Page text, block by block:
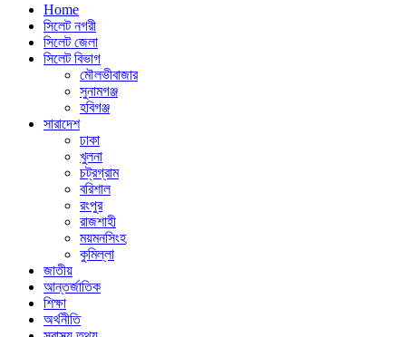
Home
সিলেট নগরী
সিলেট জেলা
সিলেট বিভাগ
মৌলভীবাজার
সুনামগঞ্জ
হবিগঞ্জ
সারাদেশ
ঢাকা
খুলনা
চট্রগ্রাম
বরিশাল
রংপুর
রাজশাহী
ময়মনসিংহ
কুমিল্লা
জাতীয়
আন্তর্জাতিক
শিক্ষা
অর্থনীতি